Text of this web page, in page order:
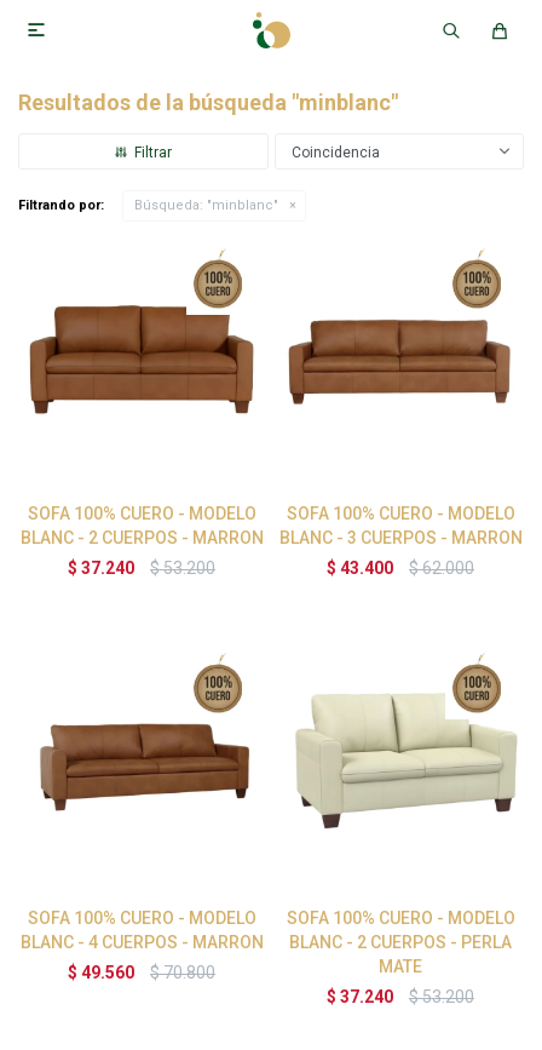

Resultados de la búsqueda "minblanc"
Coincidencia
Filtrando por: Búsqueda: "minblanc"
SOFA 100% CUERO - MODELO
BLANC - 2 CUERPOS - MARRON
$ 37.240 $53.200
SOFA 100% CUERO - MODELO
BLANC - 3 CUERPOS - MARRON
$ 43.400 $62.000
SOFA 100% CUERO - MODELO
BLANC - 4 CUERPOS - MARRON
$ 49.560 $70.800
SOFA 100% CUERO - MODELO
BLANC - 2 CUERPOS - PERLA
MATE
$ 37.240 $53.200